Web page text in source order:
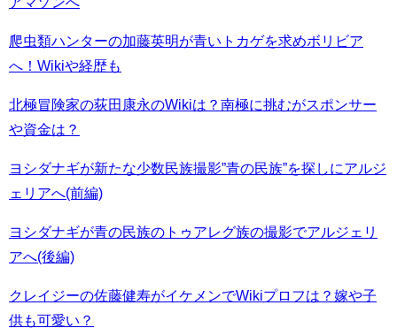
爬虫類ハンターの加藤英明が青いトカゲを求めボリビア
へ！Wikiや経歴も
北極冒険家の荻田康永のWikiは？南極に挑むがスポンサー
や資金は？
ヨシダナギが新たな少数民族撮影”青の民族”を探しにアルジ
ェリアへ(前編)
ヨシダナギが青の民族のトゥアレグ族の撮影でアルジェリ
アへ(後編)
クレイジーの佐藤健寿がイケメンでWikiプロフは？嫁や子
供も可愛い？